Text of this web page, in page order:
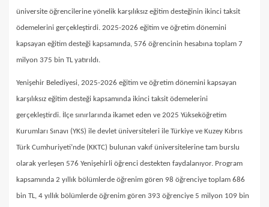
üniversite öğrencilerine yönelik karşılıksız eğitim desteğinin ikinci taksit
ödemelerini gerçekleştirdi. 2025-2026 eğitim ve öğretim dönemini
kapsayan eğitim desteği kapsamında, 576 öğrencinin hesabına toplam 7
milyon 375 bin TL yatırıldı.
Yenişehir Belediyesi, 2025-2026 eğitim ve öğretim dönemini kapsayan
karşılıksız eğitim desteği kapsamında ikinci taksit ödemelerini
gerçekleştirdi. İlçe sınırlarında ikamet eden ve 2025 Yükseköğretim
Kurumları Sınavı (YKS) ile devlet üniversiteleri ile Türkiye ve Kuzey Kıbrıs
Türk Cumhuriyeti’nde (KKTC) bulunan vakıf üniversitelerine tam burslu
olarak yerleşen 576 Yenişehirli öğrenci destekten faydalanıyor. Program
kapsamında 2 yıllık bölümlerde öğrenim gören 98 öğrenciye toplam 686
bin TL, 4 yıllık bölümlerde öğrenim gören 393 öğrenciye 5 milyon 109 bin